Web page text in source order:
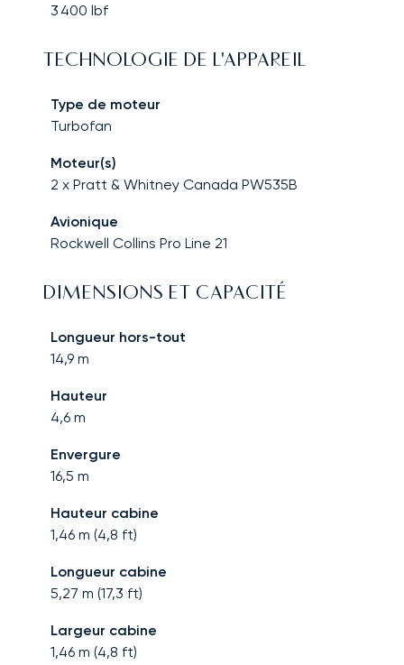
3 400 lbf
TECHNOLOGIE DE L'APPAREIL
Type de moteur
Turbofan
Moteur(s)
2 x Pratt & Whitney Canada PW535B
Avionique
Rockwell Collins Pro Line 21
DIMENSIONS ET CAPACITÉ
Longueur hors-tout
14,9 m
Hauteur
4,6 m
Envergure
16,5 m
Hauteur cabine
1,46 m (4,8 ft)
Longueur cabine
5,27 m (17,3 ft)
Largeur cabine
1,46 m (4,8 ft)